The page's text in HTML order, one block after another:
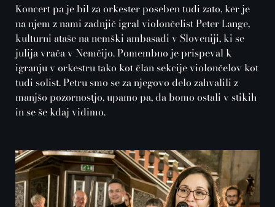
Koncert pa je bil za orkester poseben tudi zato, ker je
na njem z nami zadnjič igral violončelist Peter Lange,
kulturni ataše na nemški ambasadi v Sloveniji, ki se
julija vrača v Nemčijo. Pomembno je prispeval k
igranju v orkestru tako kot član sekcije violončelov kot
tudi solist. Petru smo se za njegovo delo zahvalili z
manjšo pozornostjo, upamo pa, da bomo ostali v stikih
in se še kdaj vidimo.